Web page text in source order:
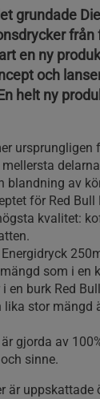
grundade
från
en ny
och
helt ny
ursprungligen
blandning av
för Red
kvalitet:
Energidryck
som i en
en burk Red
lika stor mängd
gjorda av
sinne.
är uppskattade